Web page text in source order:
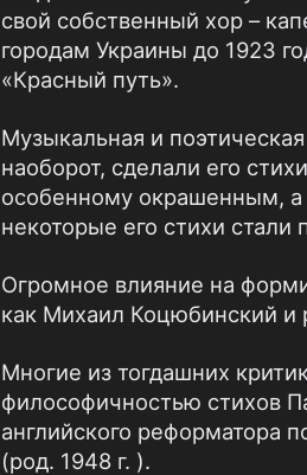
свой собственный хор –
городам Украины до 1923
«Красный путь».
Музыкальная и
наоборот, сделали его
особенному окрашенным, а
некоторые его стихи стали
Огромное влияние на
как Михаил Коцюбинский и
Многие из тогдашних
философичностью стихов
английского реформатора
(род. 1948 г. ).